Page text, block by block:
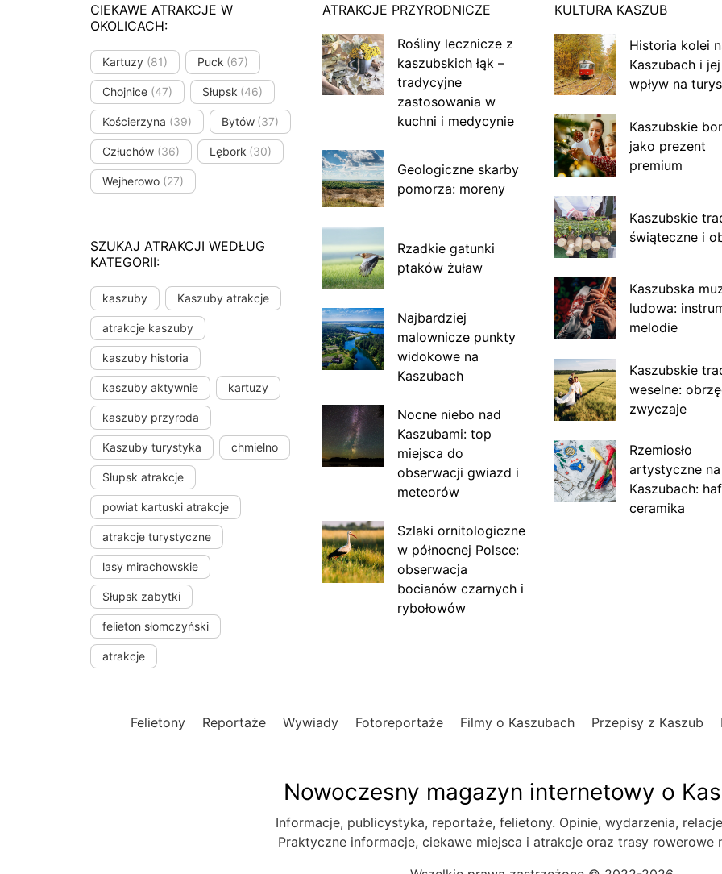
CIEKAWE ATRAKCJE W
OKOLICACH:
Kartuzy (81) Puck (67)
Chojnice (47) Słupsk (46)
Kościerzyna (39) Bytów (37)
Człuchów (36) Lębork (30)
Wejherowo (27)
SZUKAJ ATRAKCJI WEDŁUG
KATEGORII:
kaszuby Kaszuby atrakcje
atrakcje kaszuby
kaszuby historia
kaszuby aktywnie kartuzy
kaszuby przyroda
Kaszuby turystyka chmielno
Słupsk atrakcje
powiat kartuski atrakcje
atrakcje turystyczne
lasy mirachowskie
Słupsk zabytki
felieton słomczyński
atrakcje
ATRAKCJE PRZYRODNICZE
Rośliny lecznicze z
kaszubskich łąk –
tradycyjne
zastosowania w
kuchni i medycynie
Geologiczne skarby
pomorza: moreny
Rzadkie gatunki
ptaków żuław
Najbardziej
malownicze punkty
widokowe na
Kaszubach
Nocne niebo nad
Kaszubami: top
miejsca do
obserwacji gwiazd i
meteorów
Szlaki ornitologiczne
w północnej Polsce:
obserwacja
bocianów czarnych i
rybołowów
KULTURA KASZUB
Historia kolei
Kaszubach i jej
wpływ na
Kaszubskie
jako prezent
premium
Kaszubskie
świąteczne i
Kaszubska
ludowa:
melodie
Kaszubskie
weselne:
zwyczaje
Rzemiosło
artystyczne na
Kaszubach:
ceramika
Felietony Reportaże Wywiady Fotoreportaże Filmy o Kaszubach Przepisy z Kaszub
Nowoczesny magazyn internetowy o
Informacje, publicystyka, reportaże, felietony. Opinie, wydarzenia,
Praktyczne informacje, ciekawe miejsca i atrakcje oraz trasy rowerowe